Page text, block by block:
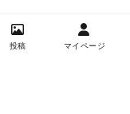
投稿 マイページ